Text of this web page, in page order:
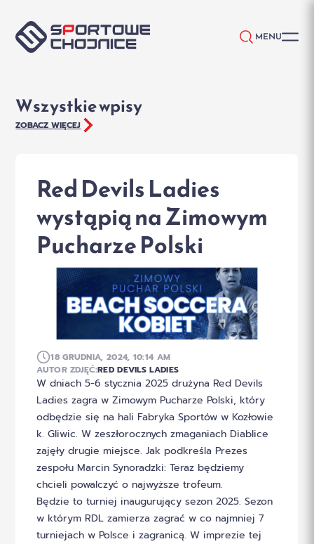
MENU
Wszystkie wpisy
ZOBACZ WIĘCEJ
Red Devils Ladies
wystąpią na Zimowym
Pucharze Polski
18 GRUDNIA, 2024, 10:14 AM
AUTOR ZDJĘĆ:RED DEVILS LADIES
W dniach 5-6 stycznia 2025 drużyna Red Devils
Ladies zagra w Zimowym Pucharze Polski, który
odbędzie się na hali Fabryka Sportów w Kozłowie
k. Gliwic. W zeszłorocznych zmaganiach Diablice
zajęły drugie miejsce. Jak podkreśla Prezes
zespołu Marcin Synoradzki: Teraz będziemy
chcieli powalczyć o najwyższe trofeum.
Będzie to turniej inaugurujący sezon 2025. Sezon
w którym RDL zamierza zagrać w co najmniej 7
turniejach w Polsce i zagranicą. W imprezie tej